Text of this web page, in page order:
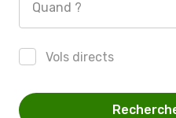
Quand ?
Vols directs